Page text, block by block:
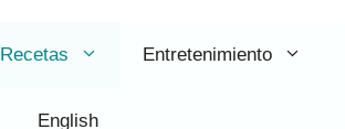
Recetas Entretenimiento
English